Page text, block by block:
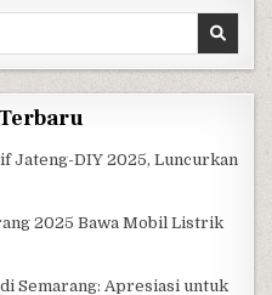
Jateng-DIY 2025, Luncurkan
2025 Bawa Mobil Listrik
Semarang: Apresiasi untuk